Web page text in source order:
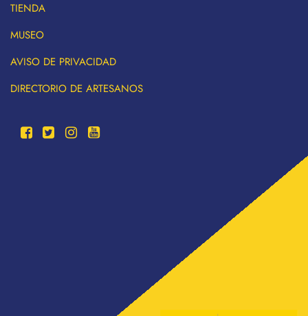
TIENDA
MUSEO
AVISO DE PRIVACIDAD
DIRECTORIO DE ARTESANOS